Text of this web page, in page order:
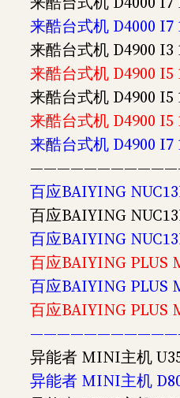
来酷台式机 D4000 I7
来酷台式机 D4900 I3
来酷台式机 D4900 I5
来酷台式机 D4900 I5
来酷台式机 D4900 I5
来酷台式机 D4900 I7
百应BAIYING
百应BAIYING
百应BAIYING
百应BAIYING PLUS
百应BAIYING PLUS
百应BAIYING PLUS
异能者 MINI主机
异能者 MINI主机